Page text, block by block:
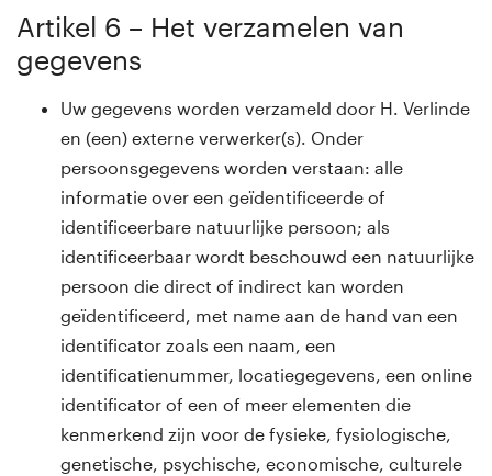
Artikel 6 – Het verzamelen van
gegevens
Uw gegevens worden verzameld door H. Verlinde
en (een) externe verwerker(s). Onder
persoonsgegevens worden verstaan: alle
informatie over een geïdentificeerde of
identificeerbare natuurlijke persoon; als
identificeerbaar wordt beschouwd een natuurlijke
persoon die direct of indirect kan worden
geïdentificeerd, met name aan de hand van een
identificator zoals een naam, een
identificatienummer, locatiegegevens, een online
identificator of een of meer elementen die
kenmerkend zijn voor de fysieke, fysiologische,
genetische, psychische, economische, culturele